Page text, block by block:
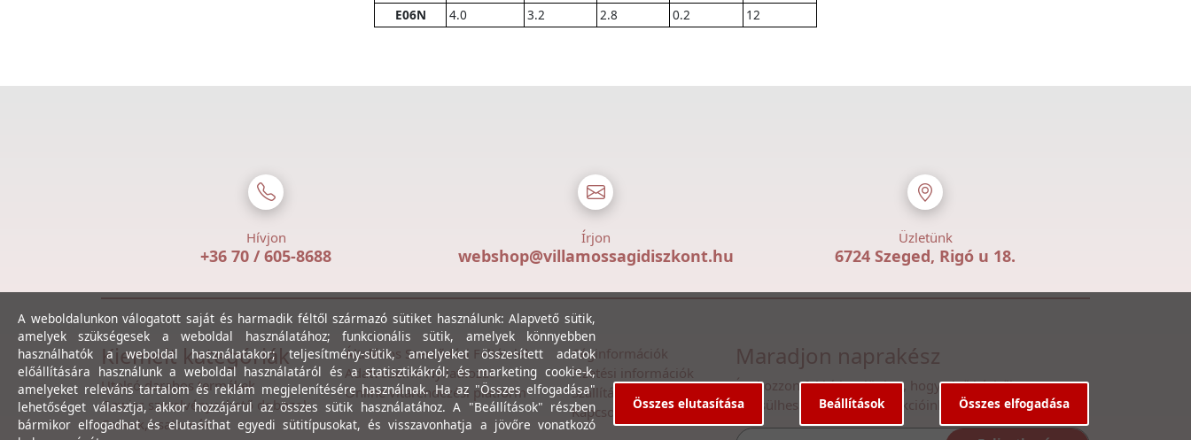
E06N
4.0 3.2 2.8 0.2 12
Hívjon
+36 70 / 605-8688
Írjon
webshop@villamossagidiszkont.hu
Üzletünk
6724 Szeged, Rigó u 18.
Kiemelt kategóriák
Utolsó darabos termékek
Gewiss szerelvényezhető dobozok
Csövek, csatornák
Általános Szerződési Feltételek
Adatvédelmi Nyilatkozat
Online vitarendezési platform
Céginformációk
Fizetési információk
Szállítási információk
Kapcsolat
Maradjon naprakész
Íratkozzon fel hírlevelünkre, hogy első kézből
értesülhessen legfrissebb akcióinkról
A weboldalunkon válogatott saját és harmadik féltől származó sütiket használunk: Alapvető sütik,
amelyek szükségesek a weboldal használatához; funkcionális sütik, amelyek könnyebben
használhatók a weboldal használatakor; teljesítmény-sütik, amelyeket összesített adatok
előállítására használunk a weboldal használatáról és a statisztikákról; és marketing cookie-k,
amelyeket releváns tartalom és reklám megjelenítésére használnak. Ha az "Összes elfogadása"
lehetőséget választja, akkor hozzájárul az összes sütik használatához. A "Beállítások" részben
bármikor elfogadhat és elutasíthat egyedi sütitípusokat, és visszavonhatja a jövőre vonatkozó
Összes elutasítása Beállítások Összes elfogadása